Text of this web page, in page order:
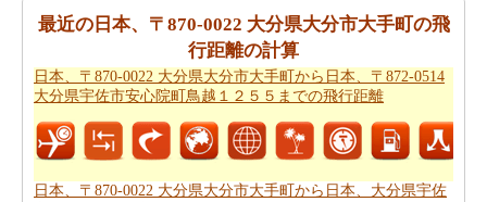
分市大手町から日本、大分県佐伯市までの旅行ために私
たちの旅のプランナーをお試しください。
日本、〒870-0022 大分県大分市大手町から日本、大分県
佐伯市まで飛行機で旅行をお探しですか。あなたはま
た、日本、〒870-0022 大分県大分市大手町から日本、大
分県佐伯市までの飛行時間を知ることができます。
最近の日本、〒870-0022 大分県大分市大手町の飛
行距離の計算
日本、〒870-0022 大分県大分市大手町から日本、〒872-0514
大分県宇佐市安心院町鳥越１２５５までの飛行距離
日本、〒870-0022 大分県大分市大手町から日本、大分県宇佐